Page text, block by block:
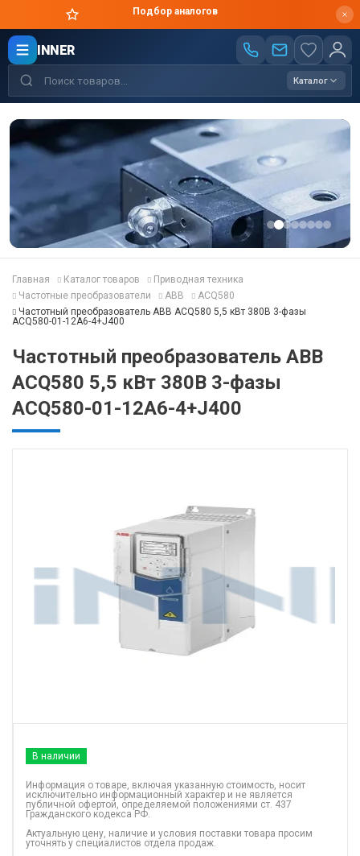
Цены производителя
INNER
Каталог
Главная Каталог товаров
Приводная техника
Частотные преобразователи
ABB
ACQ580
Частотный преобразователь ABB ACQ580 5,5 кВт 380В 3-фазы
ACQ580-01-12A6-4+J400
Частотный преобразователь ABB
ACQ580 5,5 кВт 380В 3-фазы
ACQ580-01-12A6-4+J400
В наличии
Информация о товаре, включая указанную стоимость, носит
исключительно информационный характер и не является
публичной офертой, определяемой положениями ст. 437
Гражданского кодекса РФ.
Актуальную цену, наличие и условия поставки товара просим
уточнять у специалистов отдела продаж.